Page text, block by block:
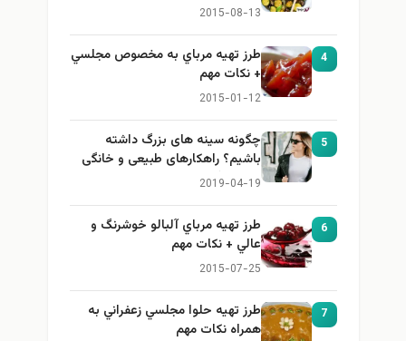
2015-08-13
4
طرز تهيه مرباي به مخصوص مجلسي
+ نكات مهم
2015-01-12
5
چگونه سینه های بزرگ داشته
باشیم؟ راهکارهای طبیعی و خانگی
برای بزرگ کردن سینه
2019-04-19
6
طرز تهيه مرباي آلبالو خوشرنگ و
عالي + نكات مهم
2015-07-25
7
طرز تهيه حلوا مجلسي زعفراني به
همراه نكات مهم